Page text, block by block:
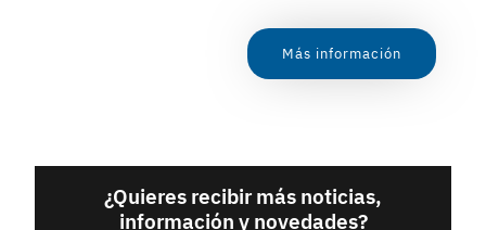
Más información
¿Quieres recibir más noticias,
información y novedades?